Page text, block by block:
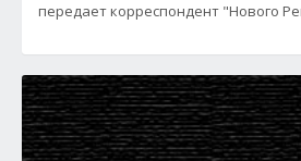
передает корреспондент "Нового